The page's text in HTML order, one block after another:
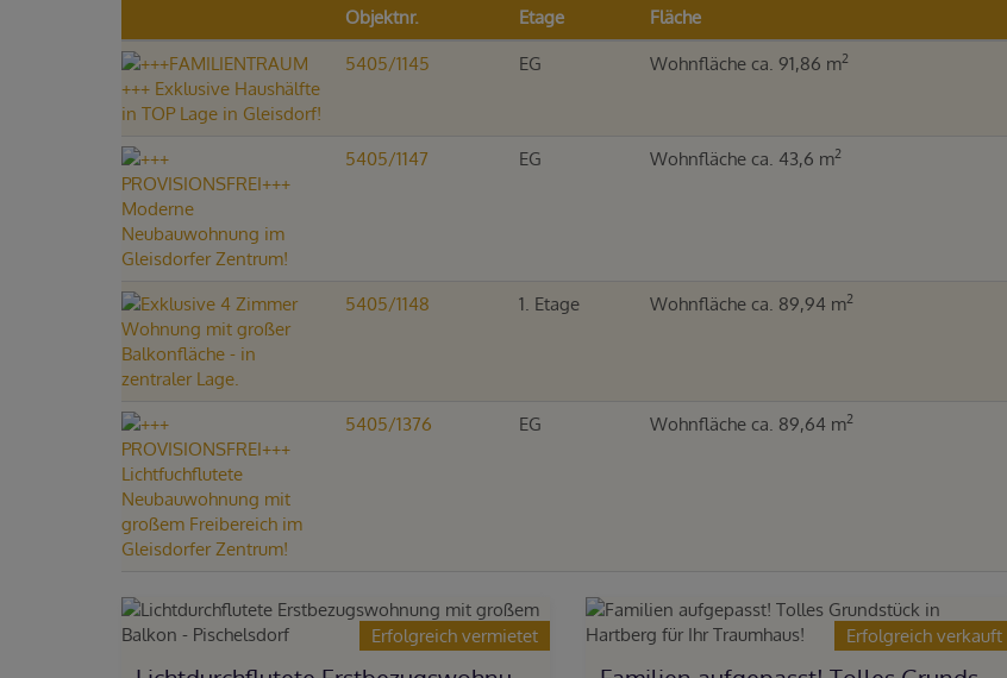
Objektnr. Etage Fläche
5405/1145 EG Wohnfläche ca. 91,86 m2
5405/1147 EG Wohnfläche ca. 43,6 m2
5405/1148 1. Etage Wohnfläche ca. 89,94 m2
5405/1376 EG Wohnfläche ca. 89,64 m2
Erfolgreich vermietet Erfolgreich verkauft